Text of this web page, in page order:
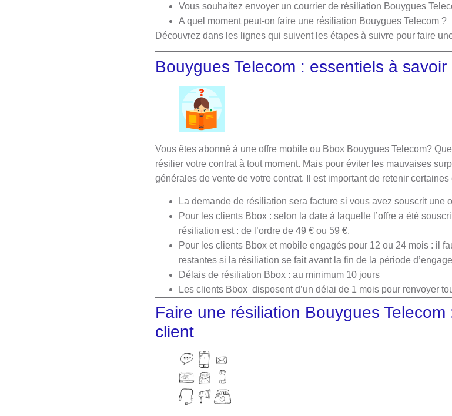
Vous souhaitez envoyer un courrier de résiliation Bouygues
A quel moment peut-on faire une résiliation Bouygues Telecom ?
Découvrez dans les lignes qui suivent les étapes à suivre pour faire
Bouygues Telecom : essentiels à savoir
Vous êtes abonné à une offre mobile ou Bbox Bouygues Telecom?
résilier votre contrat à tout moment. Mais pour éviter les mauvaises
générales de vente de votre contrat. Il est important de retenir certaines
La demande de résiliation sera facture si vous avez souscrit une
Pour les clients Bbox : selon la date à laquelle l’offre a été
résiliation est : de l’ordre de 49 € ou 59 €.
Pour les clients Bbox et mobile engagés pour 12 ou 24 mois : il
restantes si la résiliation se fait avant la fin de la période
Délais de résiliation Bbox : au minimum 10 jours
Les clients Bbox disposent d’un délai de 1 mois pour renvoyer
Faire une résiliation Bouygues
client